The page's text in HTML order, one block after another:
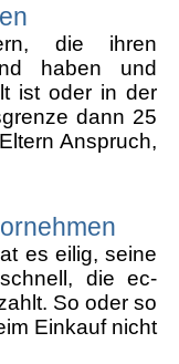
die ihren
haben und
ist oder in der
dann 25
Anspruch,
es eilig, seine
die ec-
So oder so
Einkauf nicht